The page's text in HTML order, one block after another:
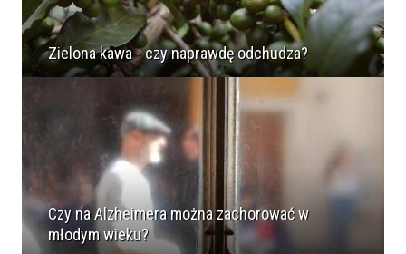
Zielona kawa - czy naprawdę odchudza?
Czy na Alzheimera można zachorować w
młodym wieku?